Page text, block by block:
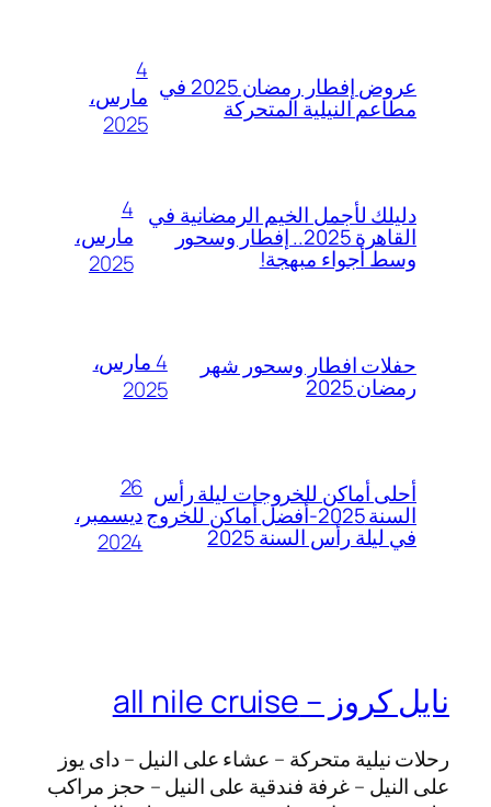
عروض إفطار رمضان 2025 في
مطاعم النيلية المتحركة
4
مارس،
2025
دليلك لأجمل الخيم الرمضانية في
القاهرة 2025.. إفطار وسحور
وسط أجواء مبهجة!
4
مارس،
2025
حفلات افطار وسحور شهر
رمضان 2025
4 مارس،
2025
أحلى أماكن للخروجات ليلة رأس
السنة 2025-أفضل أماكن للخروج
في ليلة رأس السنة 2025
26
ديسمبر،
2024
نايل كروز – all nile cruise
رحلات نيلية متحركة – عشاء على النيل – داى يوز
على النيل – غرفة فندقية على النيل – حجز مراكب